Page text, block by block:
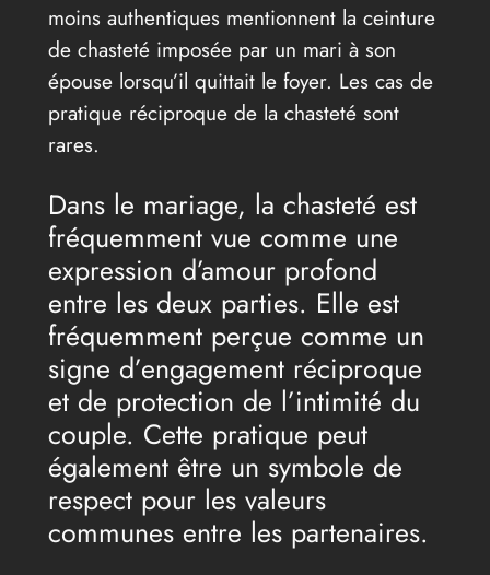
moins authentiques mentionnent la ceinture
de chasteté imposée par un mari à son
épouse lorsqu’il quittait le foyer. Les cas de
pratique réciproque de la chasteté sont
rares.
Dans le mariage, la chasteté est
fréquemment vue comme une
expression d’amour profond
entre les deux parties. Elle est
fréquemment perçue comme un
signe d’engagement réciproque
et de protection de l’intimité du
couple. Cette pratique peut
également être un symbole de
respect pour les valeurs
communes entre les partenaires.